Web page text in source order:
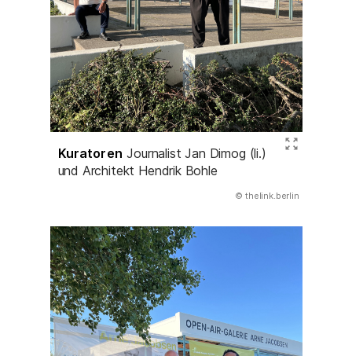
Kuratoren Journalist Jan Dimog (li.)
und Architekt Hendrik Bohle
© thelink.berlin